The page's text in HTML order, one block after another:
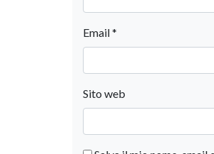
Email*
Sito web